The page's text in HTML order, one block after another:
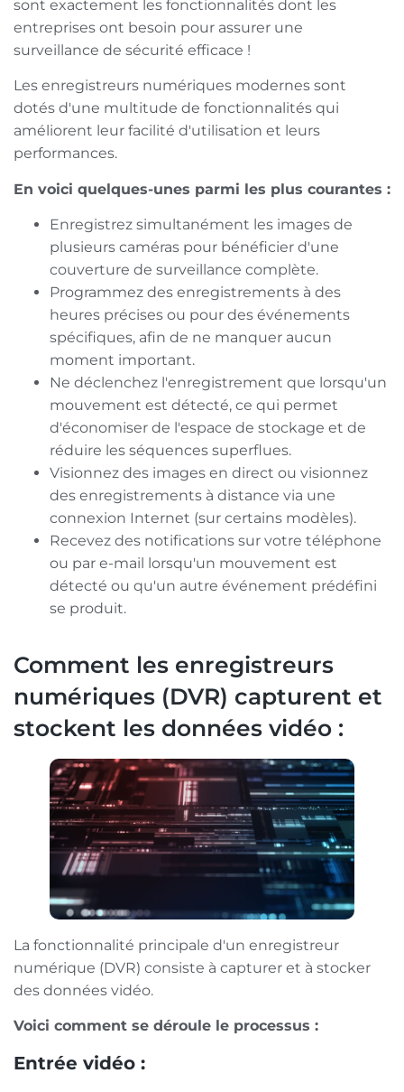
sont exactement les fonctionnalités dont les
entreprises ont besoin pour assurer une
surveillance de sécurité efficace !
Les enregistreurs numériques modernes sont
dotés d'une multitude de fonctionnalités qui
améliorent leur facilité d'utilisation et leurs
performances.
En voici quelques-unes parmi les plus courantes :
Enregistrez simultanément les images de
plusieurs caméras pour bénéficier d'une
couverture de surveillance complète.
Programmez des enregistrements à des
heures précises ou pour des événements
spécifiques, afin de ne manquer aucun
moment important.
Ne déclenchez l'enregistrement que lorsqu'un
mouvement est détecté, ce qui permet
d'économiser de l'espace de stockage et de
réduire les séquences superflues.
Visionnez des images en direct ou visionnez
des enregistrements à distance via une
connexion Internet (sur certains modèles).
Recevez des notifications sur votre téléphone
ou par e-mail lorsqu'un mouvement est
détecté ou qu'un autre événement prédéfini
se produit.
Comment les enregistreurs
numériques (DVR) capturent et
stockent les données vidéo :
La fonctionnalité principale d'un enregistreur
numérique (DVR) consiste à capturer et à stocker
des données vidéo.
Voici comment se déroule le processus :
Entrée vidéo :